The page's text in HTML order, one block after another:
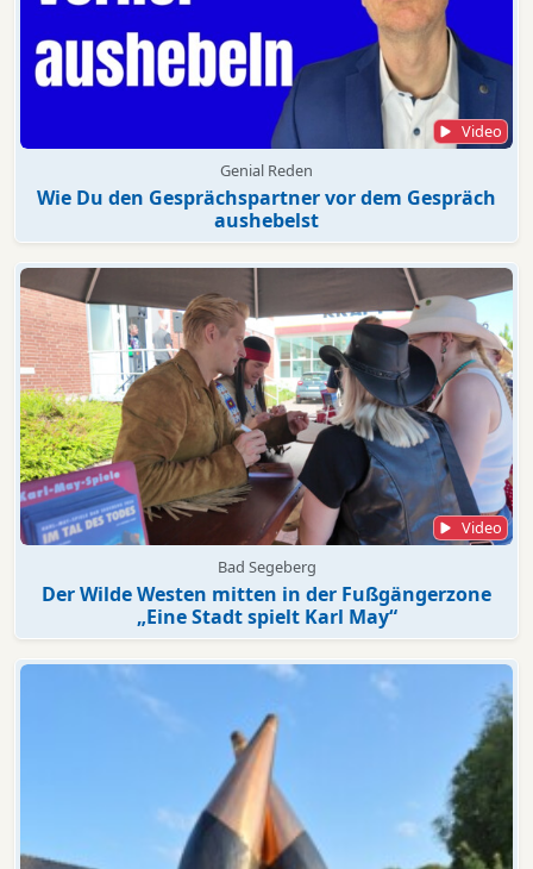
Video
Genial Reden
Wie Du den Gesprächspartner vor dem Gespräch
aushebelst
Video
Bad Segeberg
Der Wilde Westen mitten in der Fußgängerzone
„Eine Stadt spielt Karl May“